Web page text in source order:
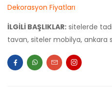
Dekorasyon Fiyatları
İLGİLİ BAŞLIKLAR: sitelerde
tavan, siteler mobilya, ankara